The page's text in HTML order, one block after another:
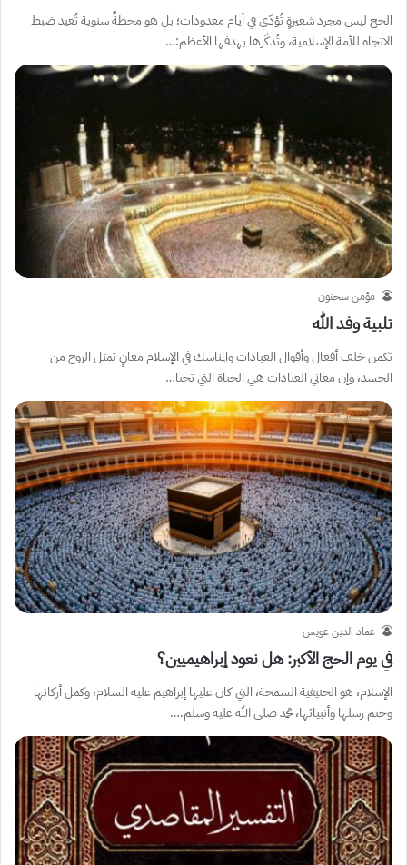
الحج ليس مجرد شعيرةٍ تُؤدّى في أيام معدودات؛ بل هو محطةٌ سنوية تُعيد ضبط
الاتجاه للأمة الإسلامية، وتُذكّرها بهدفها الأعظم:…
مؤمن سحنون
تلبية وفد الله
تكمن خلف أفعال وأقوال العبادات والمناسك في الإسلام معانٍ تمثل الروح من
الجسد، وإن معاني العبادات هي الحياة التي تحيا…
عماد الدين عويس
في يوم الحج الأكبر: هل نعود إبراهيميين؟
الإسلام، هو الحنيفية السمحة، التي كان عليها إبراهيم عليه السلام، وكمل أركانها
وختم رسلها وأنبيائها، محمد صلى الله عليه وسلم.…